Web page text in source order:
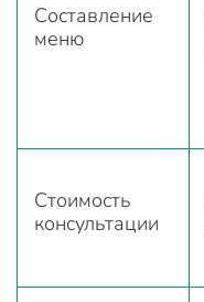
Составление
меню
Стоимость
консультации